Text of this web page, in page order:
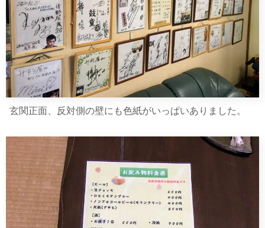
玄関正面、反対側の壁にも色紙がいっぱいありました。